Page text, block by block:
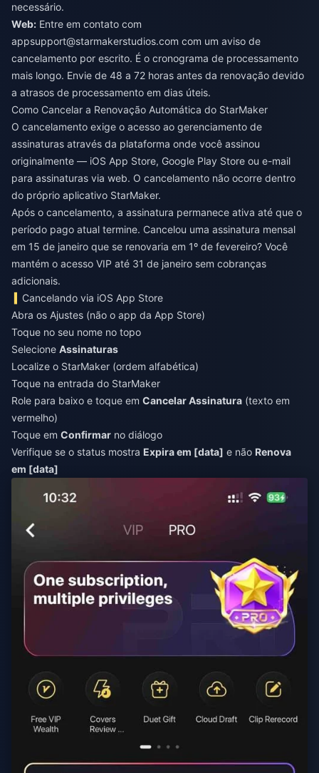
necessário.
Web: Entre em contato com
appsupport@starmakerstudios.com com um aviso de
cancelamento por escrito. É o cronograma de processamento
mais longo. Envie de 48 a 72 horas antes da renovação devido
a atrasos de processamento em dias úteis.
Como Cancelar a Renovação Automática do StarMaker
O cancelamento exige o acesso ao gerenciamento de
assinaturas através da plataforma onde você assinou
originalmente — iOS App Store, Google Play Store ou e-mail
para assinaturas via web. O cancelamento não ocorre dentro
do próprio aplicativo StarMaker.
Após o cancelamento, a assinatura permanece ativa até que o
período pago atual termine. Cancelou uma assinatura mensal
em 15 de janeiro que se renovaria em 1º de fevereiro? Você
mantém o acesso VIP até 31 de janeiro sem cobranças
adicionais.
Cancelando via iOS App Store
Abra os Ajustes (não o app da App Store)
Toque no seu nome no topo
Selecione Assinaturas
Localize o StarMaker (ordem alfabética)
Toque na entrada do StarMaker
Role para baixo e toque em Cancelar Assinatura (texto em
vermelho)
Toque em Confirmar no diálogo
Verifique se o status mostra Expira em [data] e não Renova
em [data]